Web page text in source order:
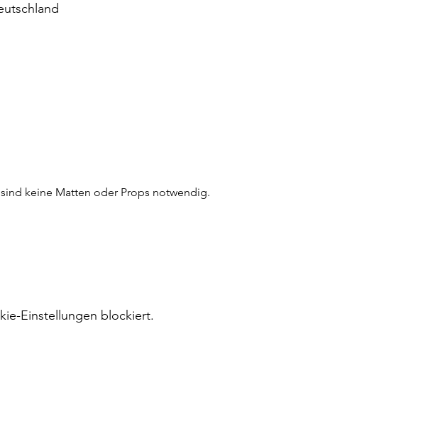
keine Matten oder Props notwendig.
Einstellungen blockiert.